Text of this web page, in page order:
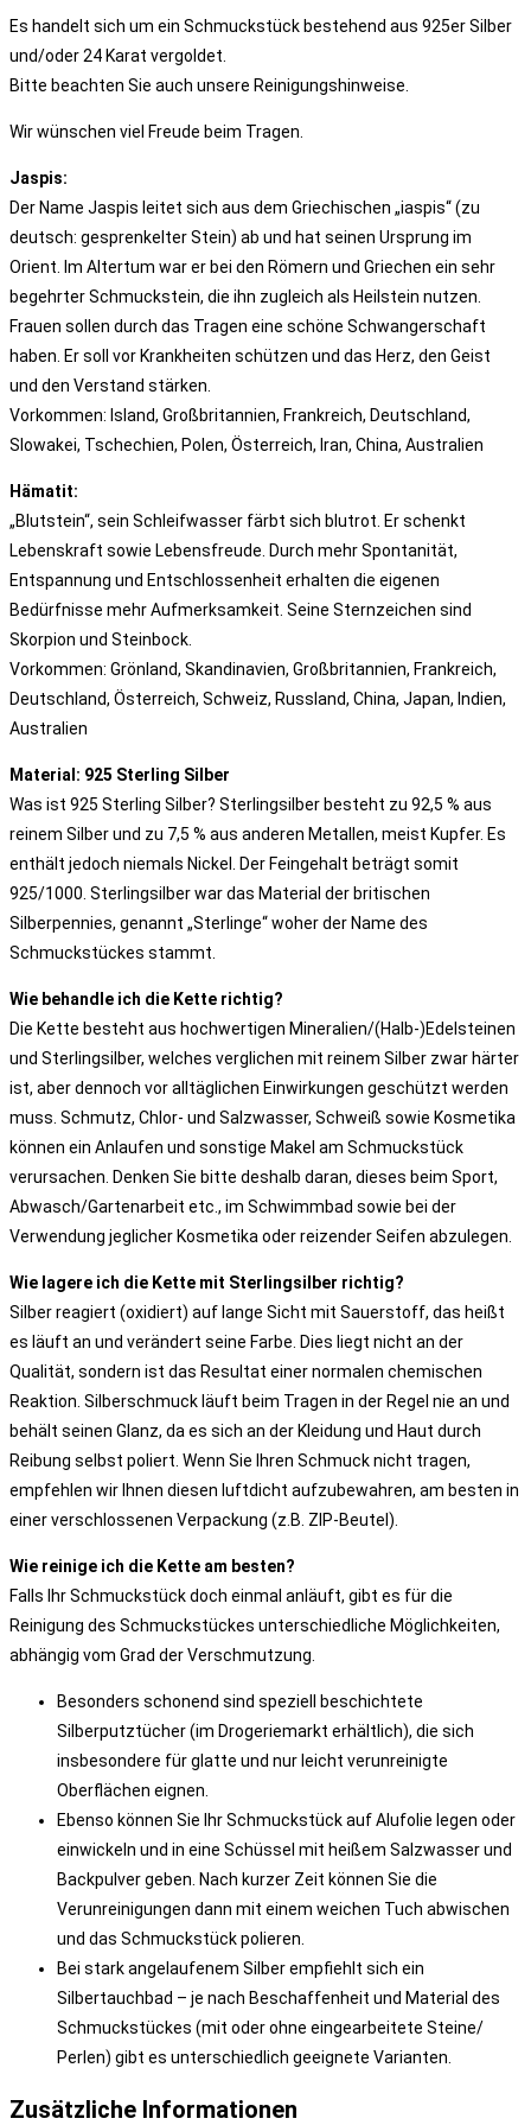
Es handelt sich um ein Schmuckstück bestehend aus 925er Silber
und/oder 24 Karat vergoldet.
Bitte beachten Sie auch unsere Reinigungshinweise.
Wir wünschen viel Freude beim Tragen.
Jaspis:
Der Name Jaspis leitet sich aus dem Griechischen „iaspis“ (zu
deutsch: gesprenkelter Stein) ab und hat seinen Ursprung im
Orient. Im Altertum war er bei den Römern und Griechen ein sehr
begehrter Schmuckstein, die ihn zugleich als Heilstein nutzen.
Frauen sollen durch das Tragen eine schöne Schwangerschaft
haben. Er soll vor Krankheiten schützen und das Herz, den Geist
und den Verstand stärken.
Vorkommen: Island, Großbritannien, Frankreich, Deutschland,
Slowakei, Tschechien, Polen, Österreich, Iran, China, Australien
Hämatit:
„Blutstein“, sein Schleifwasser färbt sich blutrot. Er schenkt
Lebenskraft sowie Lebensfreude. Durch mehr Spontanität,
Entspannung und Entschlossenheit erhalten die eigenen
Bedürfnisse mehr Aufmerksamkeit. Seine Sternzeichen sind
Skorpion und Steinbock.
Vorkommen: Grönland, Skandinavien, Großbritannien, Frankreich,
Deutschland, Österreich, Schweiz, Russland, China, Japan, Indien,
Australien
Material: 925 Sterling Silber
Was ist 925 Sterling Silber? Sterlingsilber besteht zu 92,5 % aus
reinem Silber und zu 7,5 % aus anderen Metallen, meist Kupfer. Es
enthält jedoch niemals Nickel. Der Feingehalt beträgt somit
925/1000. Sterlingsilber war das Material der britischen
Silberpennies, genannt „Sterlinge“ woher der Name des
Schmuckstückes stammt.
Wie behandle ich die Kette richtig?
Die Kette besteht aus hochwertigen Mineralien/(Halb-)Edelsteinen
und Sterlingsilber, welches verglichen mit reinem Silber zwar härter
ist, aber dennoch vor alltäglichen Einwirkungen geschützt werden
muss. Schmutz, Chlor- und Salzwasser, Schweiß sowie Kosmetika
können ein Anlaufen und sonstige Makel am Schmuckstück
verursachen. Denken Sie bitte deshalb daran, dieses beim Sport,
Abwasch/Gartenarbeit etc., im Schwimmbad sowie bei der
Verwendung jeglicher Kosmetika oder reizender Seifen abzulegen.
Wie lagere ich die Kette mit Sterlingsilber richtig?
Silber reagiert (oxidiert) auf lange Sicht mit Sauerstoff, das heißt
es läuft an und verändert seine Farbe. Dies liegt nicht an der
Qualität, sondern ist das Resultat einer normalen chemischen
Reaktion. Silberschmuck läuft beim Tragen in der Regel nie an und
behält seinen Glanz, da es sich an der Kleidung und Haut durch
Reibung selbst poliert. Wenn Sie Ihren Schmuck nicht tragen,
empfehlen wir Ihnen diesen luftdicht aufzubewahren, am besten in
einer verschlossenen Verpackung (z.B. ZIP-Beutel).
Wie reinige ich die Kette am besten?
Falls Ihr Schmuckstück doch einmal anläuft, gibt es für die
Reinigung des Schmuckstückes unterschiedliche Möglichkeiten,
abhängig vom Grad der Verschmutzung.
Besonders schonend sind speziell beschichtete
Silberputztücher (im Drogeriemarkt erhältlich), die sich
insbesondere für glatte und nur leicht verunreinigte
Oberflächen eignen.
Ebenso können Sie Ihr Schmuckstück auf Alufolie legen oder
einwickeln und in eine Schüssel mit heißem Salzwasser und
Backpulver geben. Nach kurzer Zeit können Sie die
Verunreinigungen dann mit einem weichen Tuch abwischen
und das Schmuckstück polieren.
Bei stark angelaufenem Silber empfiehlt sich ein
Silbertauchbad – je nach Beschaffenheit und Material des
Schmuckstückes (mit oder ohne eingearbeitete Steine/
Perlen) gibt es unterschiedlich geeignete Varianten.
Zusätzliche Informationen